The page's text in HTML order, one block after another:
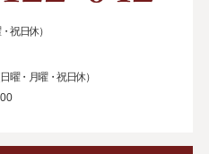
祝日休）
曜・月曜・祝日休）